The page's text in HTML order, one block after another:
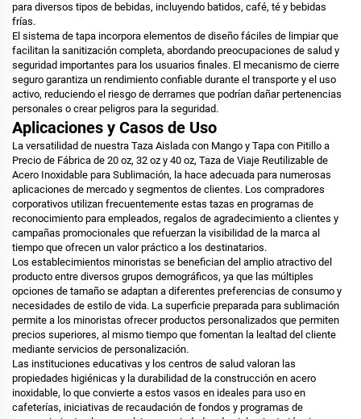
para diversos tipos de bebidas, incluyendo batidos, café, té y bebidas
frías.
El sistema de tapa incorpora elementos de diseño fáciles de limpiar que
facilitan la sanitización completa, abordando preocupaciones de salud y
seguridad importantes para los usuarios finales. El mecanismo de cierre
seguro garantiza un rendimiento confiable durante el transporte y el uso
activo, reduciendo el riesgo de derrames que podrían dañar pertenencias
personales o crear peligros para la seguridad.
Aplicaciones y Casos de Uso
La versatilidad de nuestra Taza Aislada con Mango y Tapa con Pitillo a
Precio de Fábrica de 20 oz, 32 oz y 40 oz, Taza de Viaje Reutilizable de
Acero Inoxidable para Sublimación, la hace adecuada para numerosas
aplicaciones de mercado y segmentos de clientes. Los compradores
corporativos utilizan frecuentemente estas tazas en programas de
reconocimiento para empleados, regalos de agradecimiento a clientes y
campañas promocionales que refuerzan la visibilidad de la marca al
tiempo que ofrecen un valor práctico a los destinatarios.
Los establecimientos minoristas se benefician del amplio atractivo del
producto entre diversos grupos demográficos, ya que las múltiples
opciones de tamaño se adaptan a diferentes preferencias de consumo y
necesidades de estilo de vida. La superficie preparada para sublimación
permite a los minoristas ofrecer productos personalizados que permiten
precios superiores, al mismo tiempo que fomentan la lealtad del cliente
mediante servicios de personalización.
Las instituciones educativas y los centros de salud valoran las
propiedades higiénicas y la durabilidad de la construcción en acero
inoxidable, lo que convierte a estos vasos en ideales para uso en
cafeterías, iniciativas de recaudación de fondos y programas de